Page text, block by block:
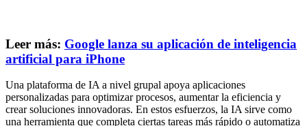
Leer más: Google lanza su aplicación de inteligencia
artificial para iPhone
Una plataforma de IA a nivel grupal apoya aplicaciones
personalizadas para optimizar procesos, aumentar la eficiencia y
crear soluciones innovadoras. En estos esfuerzos, la IA sirve como
una herramienta que completa ciertas tareas más rápido o automatiza